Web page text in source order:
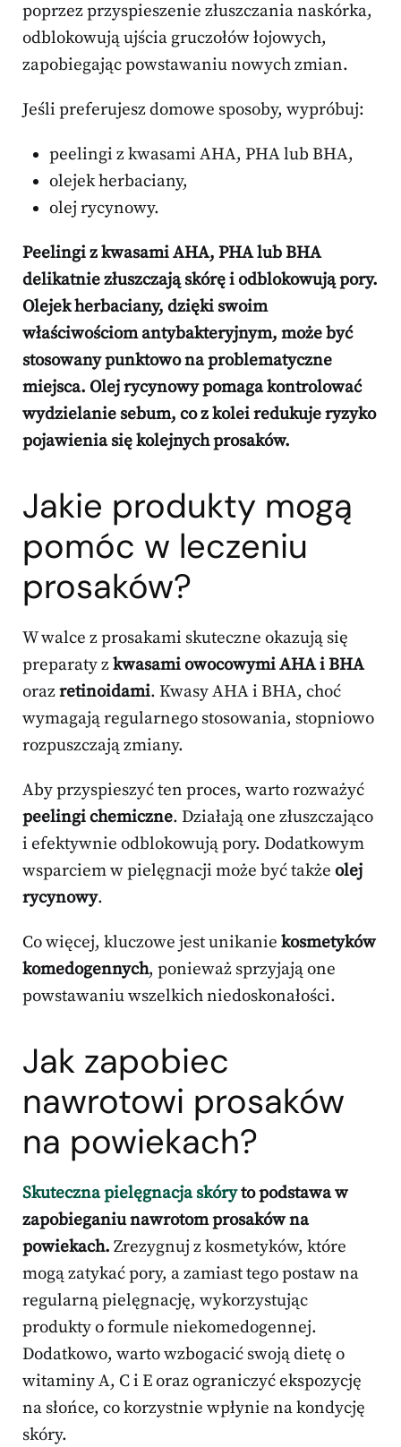
poprzez przyspieszenie złuszczania naskórka,
odblokowują ujścia gruczołów łojowych,
zapobiegając powstawaniu nowych zmian.
Jeśli preferujesz domowe sposoby, wypróbuj:
peelingi z kwasami AHA, PHA lub BHA,
olejek herbaciany,
olej rycynowy.
Peelingi z kwasami AHA, PHA lub BHA
delikatnie złuszczają skórę i odblokowują pory.
Olejek herbaciany, dzięki swoim
właściwościom antybakteryjnym, może być
stosowany punktowo na problematyczne
miejsca. Olej rycynowy pomaga kontrolować
wydzielanie sebum, co z kolei redukuje ryzyko
pojawienia się kolejnych prosaków.
Jakie produkty mogą
pomóc w leczeniu
prosaków?
W walce z prosakami skuteczne okazują się
preparaty zkwasami owocowymi AHA i BHA
orazretinoidami. Kwasy AHA i BHA, choć
wymagają regularnego stosowania, stopniowo
rozpuszczają zmiany.
Aby przyspieszyć ten proces, warto rozważyć
peelingi chemiczne. Działają one złuszczająco
i efektywnie odblokowują pory. Dodatkowym
wsparciem w pielęgnacji może być także olej
rycynowy.
Co więcej, kluczowe jest unikanie kosmetyków
komedogennych, ponieważ sprzyjają one
powstawaniu wszelkich niedoskonałości.
Jak zapobiec
nawrotowi prosaków
na powiekach?
Skuteczna pielęgnacja skóryto podstawa w
zapobieganiu nawrotom prosaków na
powiekach. Zrezygnuj z kosmetyków, które
mogą zatykać pory, a zamiast tego postaw na
regularną pielęgnację, wykorzystując
produkty o formule niekomedogennej.
Dodatkowo, warto wzbogacić swoją dietę o
witaminy A, C i E oraz ograniczyć ekspozycję
na słońce, co korzystnie wpłynie na kondycję
skóry.